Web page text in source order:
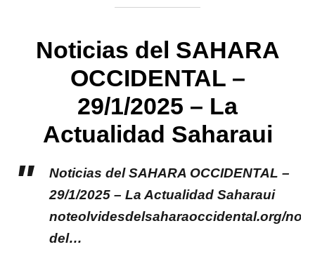
Noticias del SAHARA
OCCIDENTAL –
29/1/2025 – La
Actualidad Saharaui
Noticias del SAHARA OCCIDENTAL –
29/1/2025 – La Actualidad Saharaui
noteolvidesdelsaharaoccidental.org/
del…